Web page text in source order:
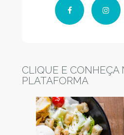
CLIQUE E CONHEÇA
PLATAFORMA